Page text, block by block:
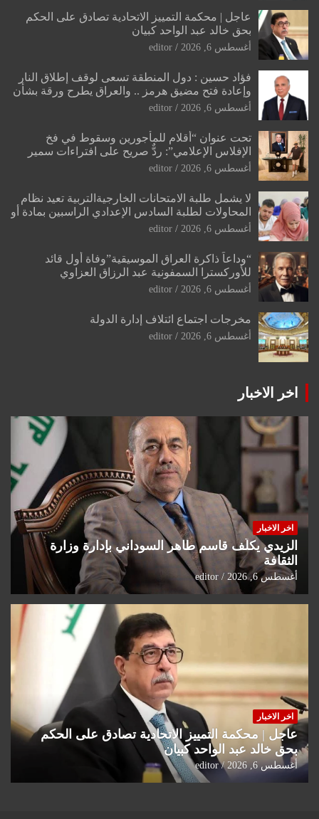
عاجل | محكمة التمييز الاتحادية تصادق على الحكم
بحق خالد عبد الواحد كبيان
أغسطس 6, 2026 editor
فؤاد حسين : دول المنطقة تسعى لوقف إطلاق النار
وإعادة فتح مضيق هرمز .. والعراق يطرح ورقة بشأن
تحولات القدس
أغسطس 6, 2026 editor
تحت عنوان “أقلام للمأجورين وسقوط في فخ
الإفلاس الإعلامي”: ردٌّ صريح على افتراءات سمير
الشكرجي
أغسطس 6, 2026 editor
لا يشمل طلبة الامتحانات الخارجيةالتربية تعيد نظام
المحاولات لطلبة السادس الإعدادي الراسبين بمادة أو
مادتين
أغسطس 6, 2026 editor
“وداعاً ذاكرة العراق الموسيقية”وفاة أول قائد
للأوركسترا السمفونية عبد الرزاق العزاوي
أغسطس 6, 2026 editor
مخرجات اجتماع ائتلاف إدارة الدولة
أغسطس 6, 2026 editor
اخر الاخبار
اخر الاخبار
الزيدي يكلّف قاسم طاهر السوداني بإدارة وزارة
الثقافة
أغسطس 6, 2026 editor
اخر الاخبار
عاجل | محكمة التمييز الاتحادية تصادق على الحكم
بحق خالد عبد الواحد كبيان
أغسطس 6, 2026 editor